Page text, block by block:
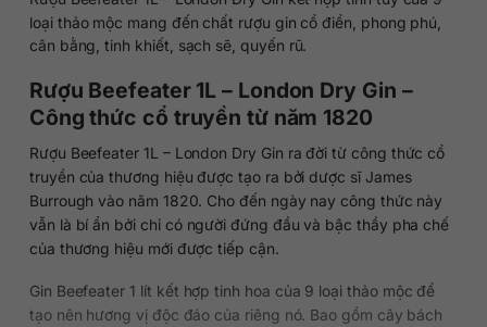
loại thảo mộc mang đến chất rượu gin cổ điển, phong phú,
cân bằng, tinh khiết, sạch sẽ, quyến rũ.
Rượu Beefeater 1L – London Dry Gin –
Công thức cổ truyền từ năm 1820
Rượu Beefeater 1L – London Dry Gin ra đời từ công thức cổ
truyền của thương hiệu được tạo ra bởi dược sĩ James
Burrough vào năm 1820. Cho đến ngày nay công thức này
vẫn là bí ẩn bởi chỉ có người đứng đầu và bậc thầy pha chế
của thương hiệu mới được tiếp cận.
Gin Beefeater 1 lít kết hợp tinh hoa của 9 loại thảo mộc để
tạo nên hương vị độc đáo của riêng nó. Bao gồm cây bách